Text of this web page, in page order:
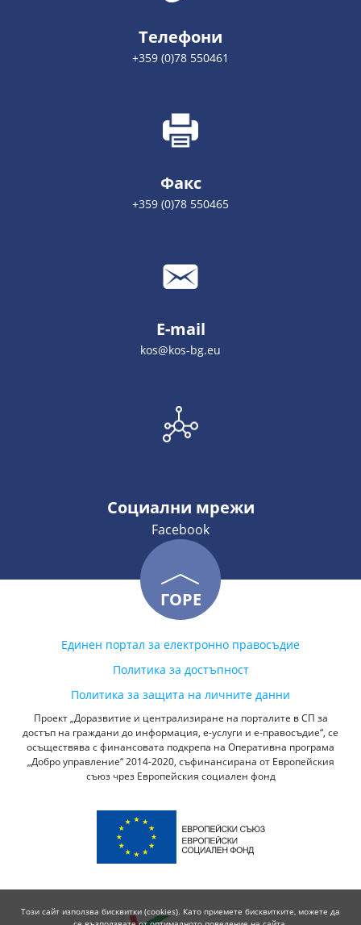
Телефони
+359 (0)78 550461
Факс
+359 (0)78 550465
E-mail
kos@kos-bg.eu
Социални мрежи
Facebook
ГОРЕ
Единен портал за електронно правосъдие
Политика за достъпност
Политика за защита на личните данни
Проект „Доразвитие и централизиране на порталите в СП за
достъп на граждани до информация, е-услуги и е-правосъдие“, се
осъществява с финансовата подкрепа на Оперативна програма
„Добро управление“ 2014-2020, съфинансирана от Европейския
съюз чрез Европейския социален фонд
Този сайт използва бисквитки (cookies). Като приемете бисквитките, можете да